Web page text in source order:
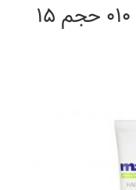
واریاسیون مارال شماره 010 حجم 15